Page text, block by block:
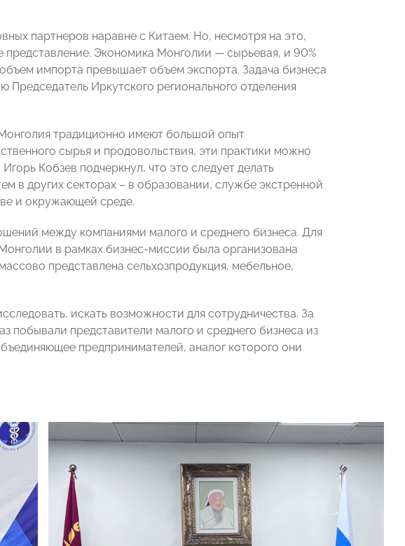
партнеров наравне с Китаем. Но, несмотря на это,
Экономика Монголии — сырьевая, и 90%
импорта превышает объем экспорта. Задача бизнеса
Иркутского регионального отделения
традиционно имеют большой опыт
сырья и продовольствия, эти практики можно
Кобзев подчеркнул, что это следует делать
в других секторах – в образовании, службе экстренной
и окружающей среде.
между компаниями малого и среднего бизнеса. Для
в рамках бизнес-миссии была организована
представлена сельхозпродукция, мебельное,
искать возможности для сотрудничества. За
побывали представители малого и среднего бизнеса из
предпринимателей, аналог которого они